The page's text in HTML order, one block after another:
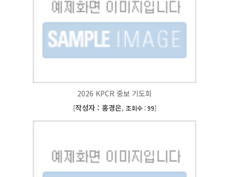
2026 KPCR 중보 기도회
[작성자 : 홍경은, 조회수 : 99]